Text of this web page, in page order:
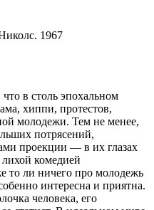
1967
в столь эпохальном
хиппи, протестов,
молодежи. Тем не менее,
потрясений,
проекции — в их глазах
комедией
то ли ничего про молодежь
интересна и приятна.
человека, его